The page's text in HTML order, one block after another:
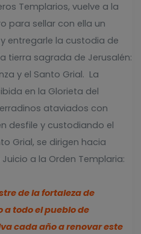
Templarios, vuelve a la
para sellar con ella un
entregarle la custodia de
tierra sagrada de Jerusalén:
y el Santo Grial. La
en la Glorieta del
ataviados con
desfile y custodiando el
Grial, se dirigen hacia
a la Orden Templaria:
de la fortaleza de
todo el pueblo de
cada año a renovar este